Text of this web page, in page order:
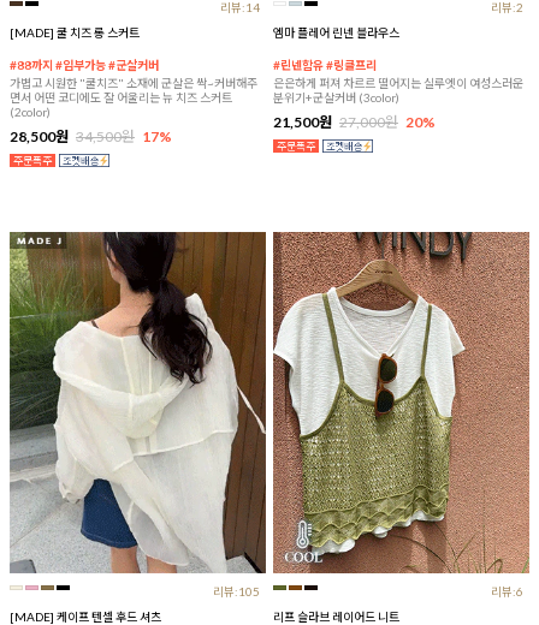
리뷰:14
[MADE] 쿨 치즈 롱 스커트
#88까지 #임부가능 #군살커버
가볍고 시원한 "쿨치즈" 소재에 군살은 싹~커버해주
면서 어떤 코디에도 잘 어울리는 뉴 치즈 스커트
(2color)
28,500원 34,500원 17%
리뷰:2
엠마 플레어 린넨 블라우스
#린넨함유 #링클프리
은은하게 퍼져 차르르 떨어지는 실루엣이 여성스러운
분위기+군살커버 (3color)
21,500원 27,000원 20%
리뷰:105
[MADE] 케이프 텐셀 후드 셔츠
리뷰:6
리프 슬라브 레이어드 니트